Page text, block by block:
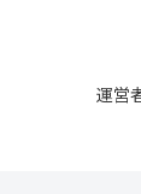
運営